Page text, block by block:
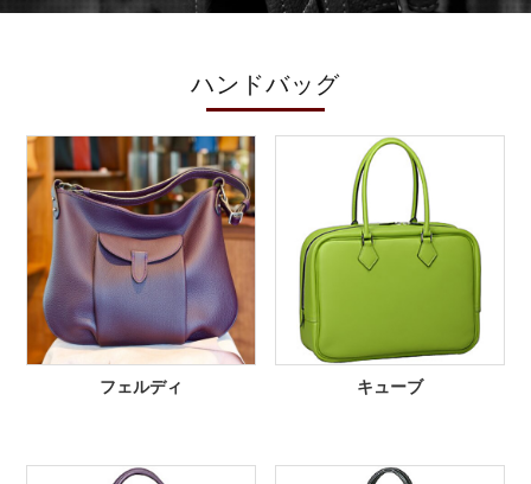
ハンドバッグ
フェルディ キューブ
ブログ
お問い合わせ